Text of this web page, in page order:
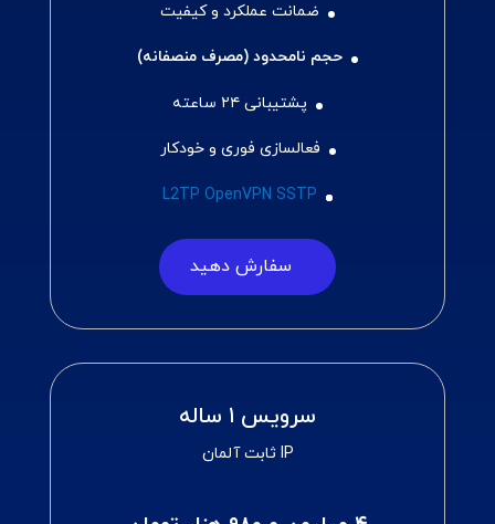
ضمانت عملکرد و کیفیت
حجم نامحدود (مصرف منصفانه)
پشتیبانی ۲۴ ساعته
فعالسازی فوری و خودکار
L2TP OpenVPN SSTP
سفارش دهید
سرویس ۱ ساله
IP ثابت آلمان